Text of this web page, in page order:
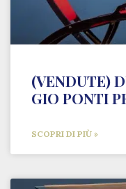
(VENDUTE)
GIO PONTI
SCOPRI DI PIÙ »